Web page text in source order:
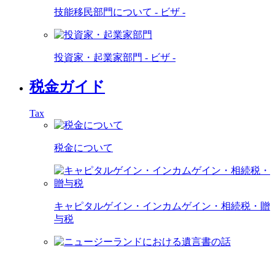
技能移民部門について - ビザ -
投資家・起業家部門 - ビザ -
税金ガイド
Tax
税金について
キャピタルゲイン・インカムゲイン・相続税・贈
与税